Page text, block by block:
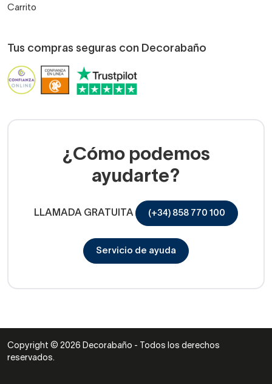
Carrito
Tus compras seguras con Decorabaño
¿Cómo podemos
ayudarte?
LLAMADA GRATUITA (+34) 858 770 100
Servicio de ayuda
Copyright © 2026 Decorabaño - Todos los derechos
reservados.